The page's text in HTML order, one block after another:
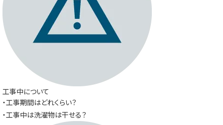
工事中について
・工事期間はどれくらい？
・工事中は洗濯物は干せる？